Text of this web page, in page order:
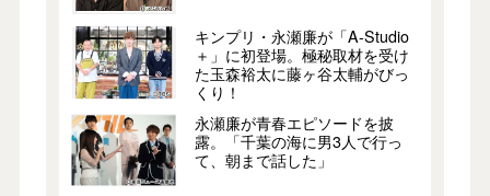
キンプリ・永瀬廉が「A-Studio
＋」に初登場。極秘取材を受け
た玉森裕太に藤ヶ谷太輔がびっ
くり！
永瀬廉が青春エピソードを披
露。「千葉の海に男3人で行っ
て、朝まで話した」